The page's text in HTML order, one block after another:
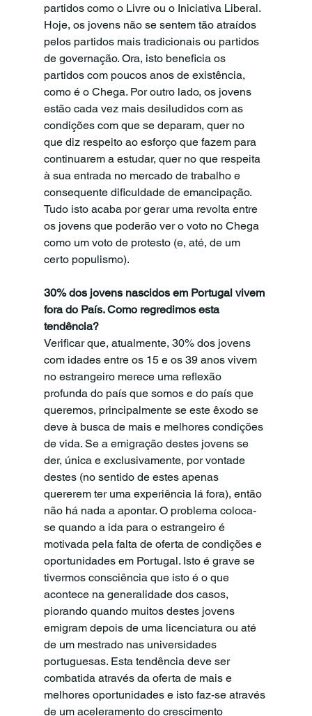
partidos como o Livre ou o Iniciativa Liberal.
Hoje, os jovens não se sentem tão atraídos
pelos partidos mais tradicionais ou partidos
de governação. Ora, isto beneficia os
partidos com poucos anos de existência,
como é o Chega. Por outro lado, os jovens
estão cada vez mais desiludidos com as
condições com que se deparam, quer no
que diz respeito ao esforço que fazem para
continuarem a estudar, quer no que respeita
à sua entrada no mercado de trabalho e
consequente dificuldade de emancipação.
Tudo isto acaba por gerar uma revolta entre
os jovens que poderão ver o voto no Chega
como um voto de protesto (e, até, de um
certo populismo).
30% dos jovens nascidos em Portugal vivem
fora do País. Como regredimos esta
tendência?
Verificar que, atualmente, 30% dos jovens
com idades entre os 15 e os 39 anos vivem
no estrangeiro merece uma reflexão
profunda do país que somos e do país que
queremos, principalmente se este êxodo se
deve à busca de mais e melhores condições
de vida. Se a emigração destes jovens se
der, única e exclusivamente, por vontade
destes (no sentido de estes apenas
quererem ter uma experiência lá fora), então
não há nada a apontar. O problema coloca-
se quando a ida para o estrangeiro é
motivada pela falta de oferta de condições e
oportunidades em Portugal. Isto é grave se
tivermos consciência que isto é o que
acontece na generalidade dos casos,
piorando quando muitos destes jovens
emigram depois de uma licenciatura ou até
de um mestrado nas universidades
portuguesas. Esta tendência deve ser
combatida através da oferta de mais e
melhores oportunidades e isto faz-se através
de um aceleramento do crescimento